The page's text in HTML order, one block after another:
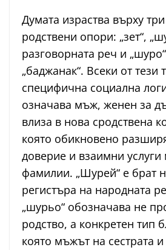
Думата израства върху
родствени опори: „зет“,
разговорната реч и
„баджанак“. Всеки от тези
специфична социална
означава мъж, женен за
влиза в нова сродствена
която обикновено
доверие и взаимни
фамилии. „Шурей“ е брат
регистъра на народната
„шурьо“ обозначава не
родство, а конкретен тип
която мъжът на сестрата